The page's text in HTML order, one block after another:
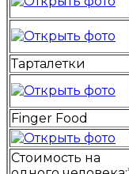
Тарталетки
Finger Food
Стоимость на